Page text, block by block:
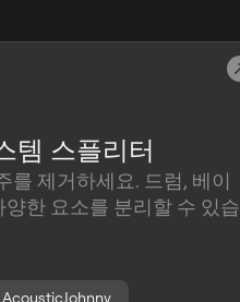
템 스플리터
를 제거하세요. 드럼, 베이
양한 요소를 분리할 수 있습